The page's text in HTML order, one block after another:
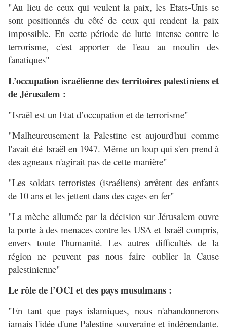
"Au lieu de ceux qui veulent la paix, les Etats-Unis se
sont positionnés du côté de ceux qui rendent la paix
impossible. En cette période de lutte intense contre le
terrorisme, c'est apporter de l'eau au moulin des
fanatiques"
L’occupation israélienne des territoires palestiniens et
de Jérusalem :
"Israël est un Etat d’occupation et de terrorisme"
"Malheureusement la Palestine est aujourd'hui comme
l'avait été Israël en 1947. Même un loup qui s'en prend à
des agneaux n'agirait pas de cette manière"
"Les soldats terroristes (israéliens) arrêtent des enfants
de 10 ans et les jettent dans des cages en fer"
"La mèche allumée par la décision sur Jérusalem ouvre
la porte à des menaces contre les USA et Israël compris,
envers toute l'humanité. Les autres difficultés de la
région ne peuvent pas nous faire oublier la Cause
palestinienne"
Le rôle de l’OCI et des pays musulmans :
"En tant que pays islamiques, nous n'abandonnerons
jamais l'idée d'une Palestine souveraine et indépendante,